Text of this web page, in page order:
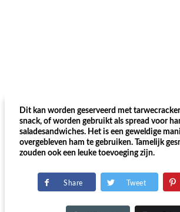
Dit kan worden geserveerd met
snack, of worden gebruikt als spread voor
saladesandwiches. Het is een geweldige
overgebleven ham te gebruiken. Tamelijk
zouden ook een leuke toevoeging zijn.
Share Tweet